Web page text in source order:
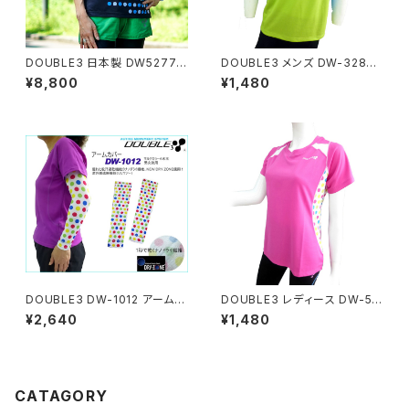
DOUBLE3 日本製 DW5277
レディース Ｖネックランニングノ
ースリーブシャツ エキップモデ
¥8,800
DOUBLE3 メンズ DW-3280
ランニングTシャツ ライトグリー
ン
¥1,480
DOUBLE3 DW-1012 アームカ
バー 男女兼用 マルチカラーA水
玉
¥2,640
DOUBLE3 レディース DW-52
80 ランニングTシャツ ピンク
マルチ水玉
¥1,480
CATAGORY